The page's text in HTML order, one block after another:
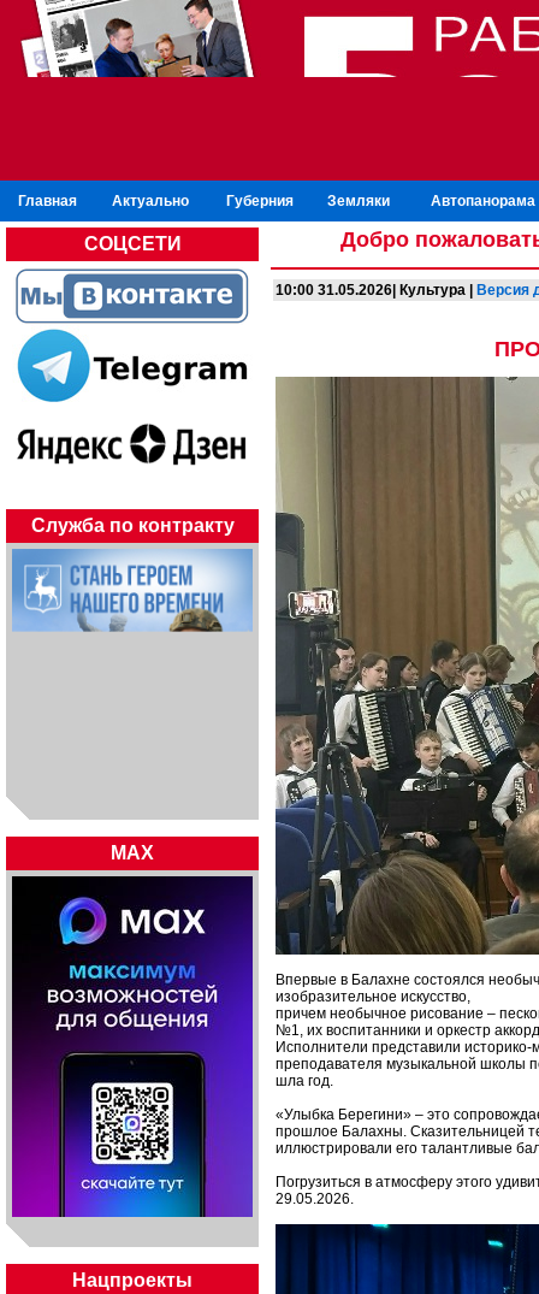
Главная Актуально Губерния Земляки Автопанорама
СОЦСЕТИ
Служба по контракту
MAX
Нацпроекты
Добро
10:00 31.05.2026| Культура | Версия
Впервые в Балахне состоялся
изобразительное искусство,
причем необычное рисование –
№1, их воспитанники и оркестр
Исполнители представили
преподавателя музыкальной школы
шла год.
«Улыбка Берегини» – это
прошлое Балахны. Сказительницей
иллюстрировали его талантливые
Погрузиться в атмосферу этого
29.05.2026.